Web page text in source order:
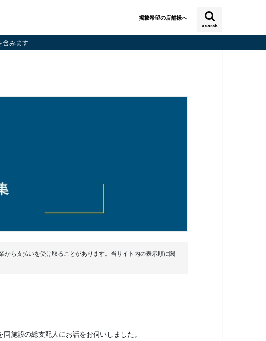
search
掲載希望の店舗様へ
含みます
から支払いを受け取ることがあります。当サイト内の表示順に関
施設の総支配人にお話をお伺いしました。